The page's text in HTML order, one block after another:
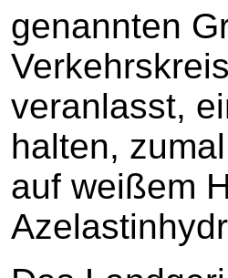
genannten
veranlasst,
halten,
auf weißem